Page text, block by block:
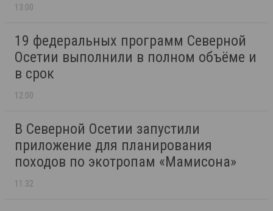
13:00
19 федеральных программ Северной
Осетии выполнили в полном объёме и
в срок
12:00
В Северной Осетии запустили
приложение для планирования
походов по экотропам «Мамисона»
11:32